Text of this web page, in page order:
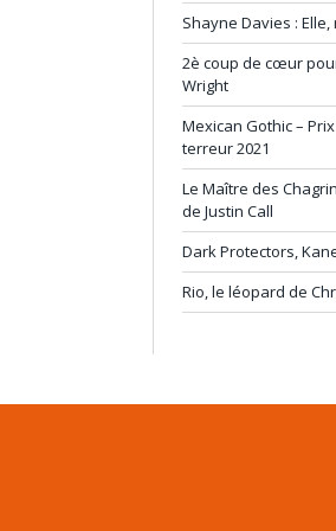
Shayne Davies :
2è coup de cœur
Wright
Mexican Gothic –
terreur 2021
Le Maître des
de Justin Call
Dark Protectors,
Rio, le léopard de